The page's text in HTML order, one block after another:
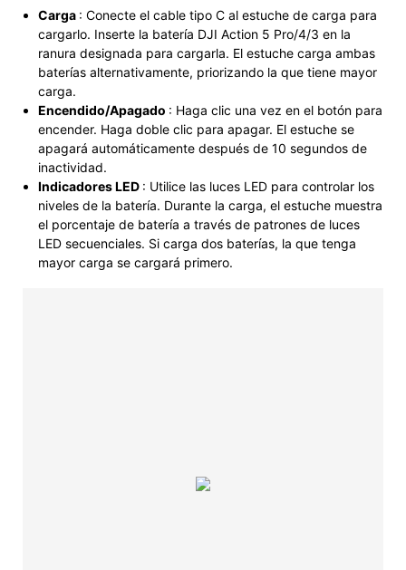
Carga : Conecte el cable tipo C al estuche de carga para
cargarlo. Inserte la batería DJI Action 5 Pro/4/3 en la
ranura designada para cargarla. El estuche carga ambas
baterías alternativamente, priorizando la que tiene mayor
carga.
Encendido/Apagado : Haga clic una vez en el botón para
encender. Haga doble clic para apagar. El estuche se
apagará automáticamente después de 10 segundos de
inactividad.
Indicadores LED : Utilice las luces LED para controlar los
niveles de la batería. Durante la carga, el estuche muestra
el porcentaje de batería a través de patrones de luces
LED secuenciales. Si carga dos baterías, la que tenga
mayor carga se cargará primero.